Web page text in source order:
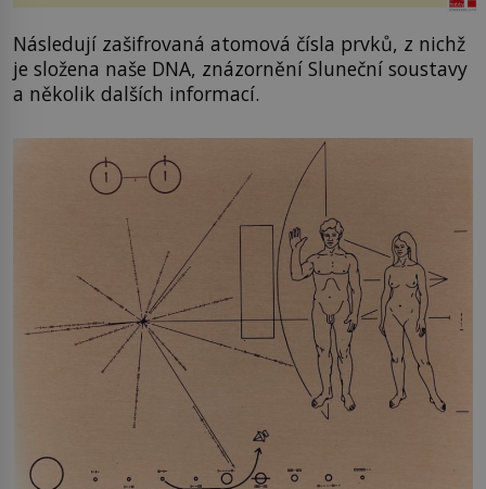
Následují zašifrovaná atomová čísla prvků, z nichž
je složena naše DNA, znázornění Sluneční soustavy
a několik dalších informací.